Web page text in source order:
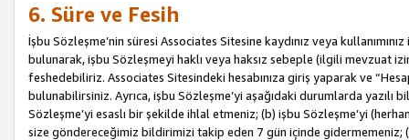
6. Süre ve Fesih
İşbu Sözleşme’nin süresi Associates Sitesine kaydınız veya
bulunarak, işbu Sözleşmeyi haklı veya haksız sebeple (ilgili mevzuat
feshedebiliriz. Associates Sitesindeki hesabınıza giriş yaparak ve
bulunabilirsiniz. Ayrıca, işbu Sözleşme’yi aşağıdaki durumlarda yazılı
Sözleşme’yi esaslı bir şekilde ihlal etmeniz; (b) işbu Sözleşme’yi
size göndereceğimiz bildirimizi takip eden 7 gün içinde gidermemeniz;